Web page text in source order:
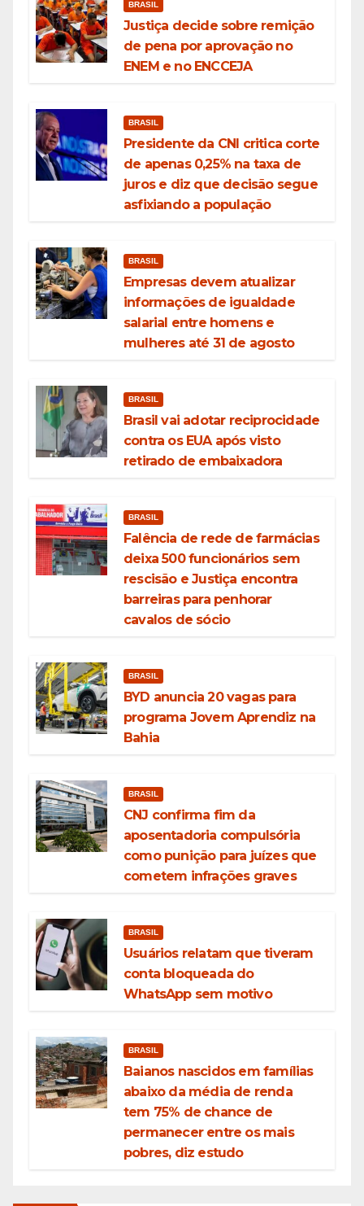
BRASIL
Justiça decide sobre remição
de pena por aprovação no
ENEM e no ENCCEJA
BRASIL
Presidente da CNI critica corte
de apenas 0,25% na taxa de
juros e diz que decisão segue
asfixiando a população
BRASIL
Empresas devem atualizar
informações de igualdade
salarial entre homens e
mulheres até 31 de agosto
BRASIL
Brasil vai adotar reciprocidade
contra os EUA após visto
retirado de embaixadora
BRASIL
Falência de rede de farmácias
deixa 500 funcionários sem
rescisão e Justiça encontra
barreiras para penhorar
cavalos de sócio
BRASIL
BYD anuncia 20 vagas para
programa Jovem Aprendiz na
Bahia
BRASIL
CNJ confirma fim da
aposentadoria compulsória
como punição para juízes que
cometem infrações graves
BRASIL
Usuários relatam que tiveram
conta bloqueada do
WhatsApp sem motivo
BRASIL
Baianos nascidos em famílias
abaixo da média de renda
tem 75% de chance de
permanecer entre os mais
pobres, diz estudo